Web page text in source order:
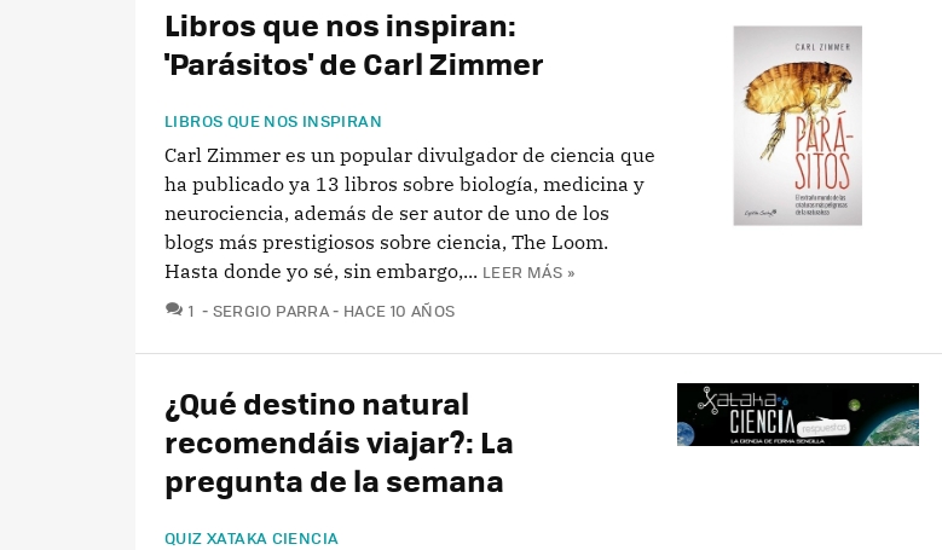
Libros que nos inspiran:
'Parásitos' de Carl Zimmer
LIBROS QUE NOS INSPIRAN
Carl Zimmer es un popular divulgador de ciencia que
ha publicado ya 13 libros sobre biología, medicina y
neurociencia, además de ser autor de uno de los
blogs más prestigiosos sobre ciencia, The Loom.
Hasta donde yo sé, sin embargo,... LEER MÁS »
1 COMENTARIOS
SERGIO PARRA HACE 10 AÑOS
¿Qué destino natural
recomendáis viajar?: La
pregunta de la semana
QUIZ XATAKA CIENCIA